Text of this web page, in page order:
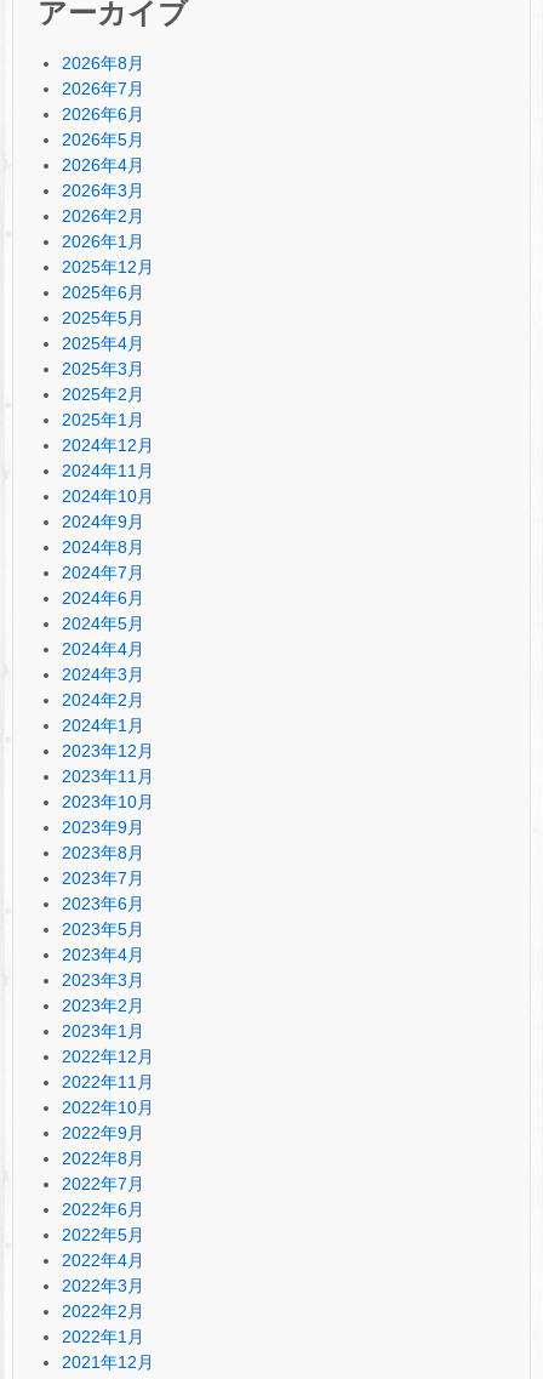
アーカイブ
2026年8月
2026年7月
2026年6月
2026年5月
2026年4月
2026年3月
2026年2月
2026年1月
2025年12月
2025年6月
2025年5月
2025年4月
2025年3月
2025年2月
2025年1月
2024年12月
2024年11月
2024年10月
2024年9月
2024年8月
2024年7月
2024年6月
2024年5月
2024年4月
2024年3月
2024年2月
2024年1月
2023年12月
2023年11月
2023年10月
2023年9月
2023年8月
2023年7月
2023年6月
2023年5月
2023年4月
2023年3月
2023年2月
2023年1月
2022年12月
2022年11月
2022年10月
2022年9月
2022年8月
2022年7月
2022年6月
2022年5月
2022年4月
2022年3月
2022年2月
2022年1月
2021年12月